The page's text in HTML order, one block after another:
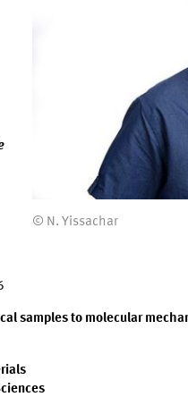
© N. Yissachar
samples to molecular